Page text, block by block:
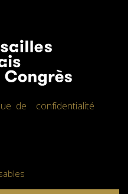
de confidentialité